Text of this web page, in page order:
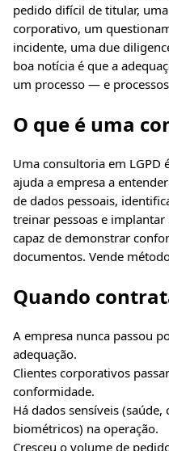
pedido difícil de titular,
corporativo, um
incidente, uma due
boa notícia é que a
um processo — e
O que é uma
Uma consultoria em LGPD
ajuda a empresa a
de dados pessoais,
treinar pessoas e
capaz de demonstrar
documentos. Vende
Quando
A empresa nunca passou
adequação.
Clientes corporativos
conformidade.
Há dados sensíveis (saúde,
biométricos) na operação.
Cresceu o volume de